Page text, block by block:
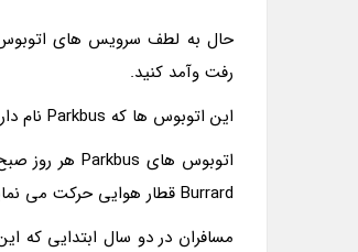
حال به لطف سرویس های اتوبوس
رفت وآمد کنید.
این اتوبوس ها که Parkbus نام دارند بازدیدنمایندگان را از شهر ونکوور به پارک استانی Cypress در وست ونکوور می رسانند.
Burrard قطار هوایی حرکت می نمایند و اواخر عصر نیز مجددا به همین مکان ها برمی گردند.
مسافران در دو سال ابتدایی که